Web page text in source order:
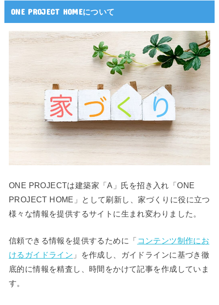
ONE PROJECT HOMEについて
ONE PROJECTは建築家「A」氏を招き入れ「ONE
PROJECT HOME」として刷新し、家づくりに役に立つ
様々な情報を提供するサイトに生まれ変わりました。
信頼できる情報を提供するために「 コンテンツ制作にお
けるガイドライン 」を作成し、ガイドラインに基づき徹
底的に情報を精査し、時間をかけて記事を作成していま
す。